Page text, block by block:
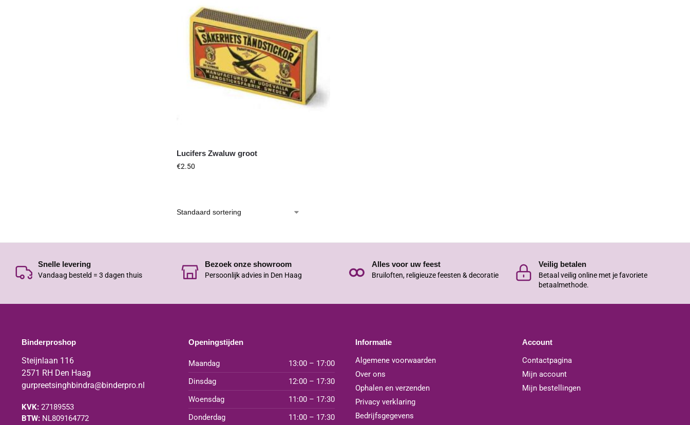
Lucifers Zwaluw groot
€2.50
Snelle levering
Vandaag besteld = 3 dagen thuis
Bezoek onze showroom
Persoonlijk advies in Den Haag
Alles voor uw feest
Bruiloften, religieuze feesten & decoratie
Veilig betalen
Betaal veilig online met je favoriete
betaalmethode.
Binderproshop
Steijnlaan 116
2571 RH Den Haag
gurpreetsinghbindra@binderpro.nl
KVK:27189553
BTW:NL809164772
Openingstijden
Maandag
13:00 – 17:00
Dinsdag
12:00 – 17:30
Woensdag
11:00 – 17:30
Donderdag
11:00 – 17:30
Informatie
Algemene voorwaarden
Over ons
Ophalen en verzenden
Privacy verklaring
Bedrijfsgegevens
Account
Contactpagina
Mijn account
Mijn bestellingen